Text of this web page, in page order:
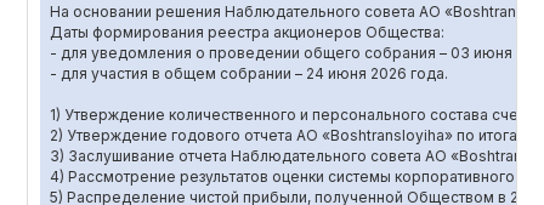
На основании решения Наблюдательного совета АО
Даты формирования реестра акционеров Общества:
- для уведомления о проведении общего собрания – 03 июня
- для участия в общем собрании – 24 июня 2026 года.
1) Утверждение количественного и персонального состава
2) Утверждение годового отчета АО «Boshtransloyiha» по итогам
3) Заслушивание отчета Наблюдательного совета АО
4) Рассмотрение результатов оценки системы корпоративного
5) Распределение чистой прибыли, полученной Обществом в